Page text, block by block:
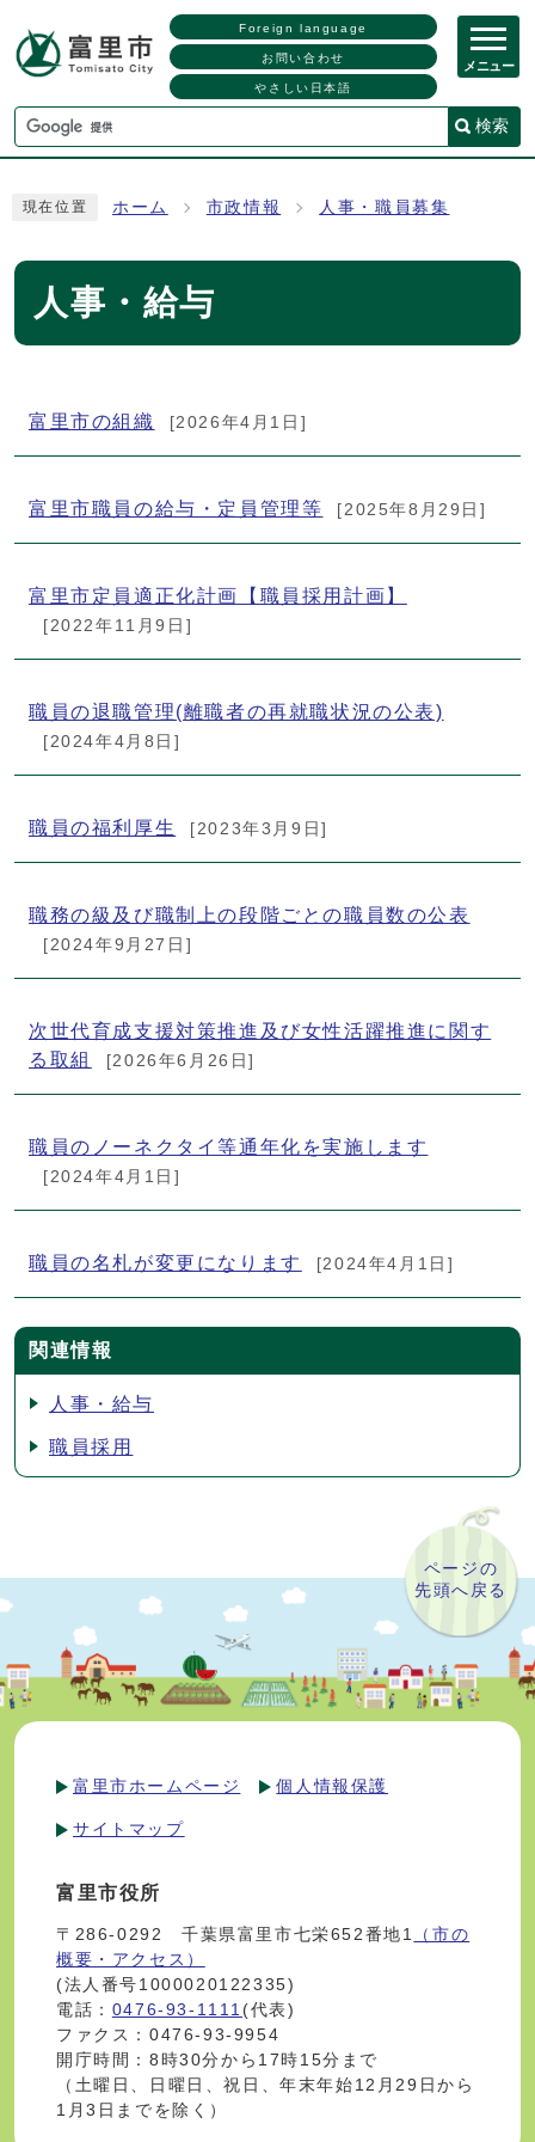
Foreign language
お問い合わせ
やさしい日本語
検索
メニュー
現在位置 ホーム 市政情報 人事・職員募集
人事・給与
メインメニュー
富里市の組織 [2026年4月1日]
富里市職員の給与・定員管理等 [2025年8月29日]
富里市定員適正化計画【職員採用計画】
[2022年11月9日]
職員の退職管理(離職者の再就職状況の公表)
[2024年4月8日]
職員の福利厚生 [2023年3月9日]
職務の級及び職制上の段階ごとの職員数の公表
[2024年9月27日]
次世代育成支援対策推進及び女性活躍推進に関す
る取組
[2026年6月26日]
職員のノーネクタイ等通年化を実施します
[2024年4月1日]
職員の名札が変更になります [2024年4月1日]
関連情報
人事・給与
職員採用
ページの
先頭へ戻る
富里市ホームページ 個人情報保護
サイトマップ
富里市役所
〒286-0292 千葉県富里市七栄652番地1
（市の
概要・アクセス）
(法人番号1000020122335)
電話： 0476-93-1111 (代表)
ファクス：0476-93-9954
開庁時間：8時30分から17時15分まで
（土曜日、日曜日、祝日、年末年始12月29日から
1月3日までを除く）